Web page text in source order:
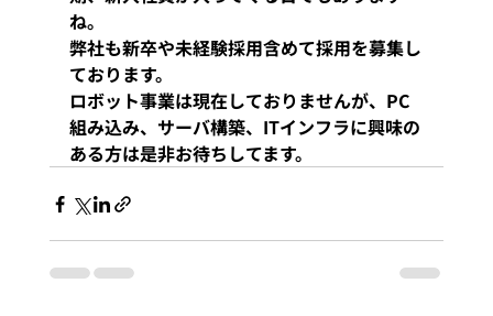
ね。
弊社も新卒や未経験採用含めて採用を募集し
ております。
ロボット事業は現在しておりませんが、PC
組み込み、サーバ構築、ITインフラに興味の
ある方は是非お待ちしてます。